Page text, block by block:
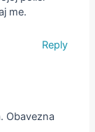
me.
Reply
Obavezna